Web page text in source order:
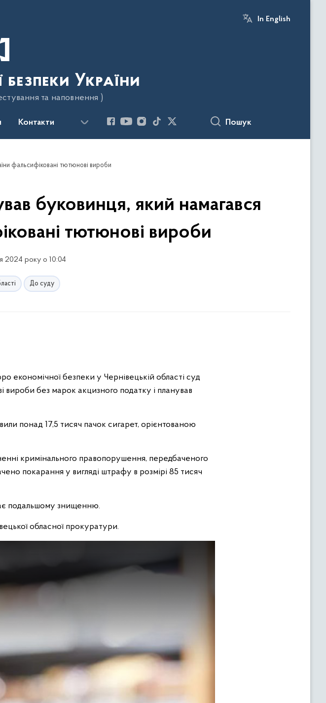
In English
України
та наповнення )
Контакти Пошук
фальсифіковані тютюнові вироби
буковинця, який намагався
тютюнові вироби
2024 року о 10:04
До суду
економічної безпеки у Чернівецькій області суд
без марок акцизного податку і планував
понад 17,5 тисяч пачок сигарет, орієнтованою
кримінального правопорушення, передбаченого
покарання у вигляді штрафу в розмірі 85 тисяч
подальшому знищенню.
обласної прокуратури.